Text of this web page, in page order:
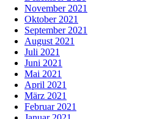
November 2021
Oktober 2021
September 2021
August 2021
Juli 2021
Juni 2021
Mai 2021
April 2021
März 2021
Februar 2021